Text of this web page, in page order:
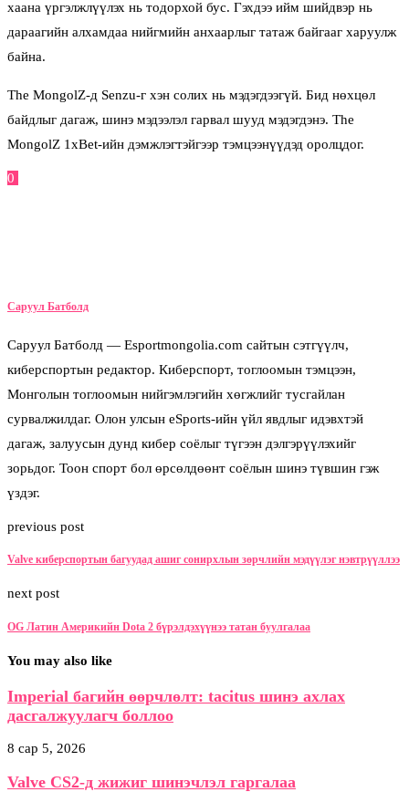
хаана үргэлжлүүлэх нь тодорхой бус. Гэхдээ ийм шийдвэр нь
дараагийн алхамдаа нийгмийн анхаарлыг татаж байгааг харуулж
байна.
The MongolZ-д Senzu-г хэн солих нь мэдэгдээгүй. Бид нөхцөл
байдлыг дагаж, шинэ мэдээлэл гарвал шууд мэдэгдэнэ. The
MongolZ 1xBet-ийн дэмжлэгтэйгээр тэмцээнүүдэд оролцдог.
0
Саруул Батболд
Саруул Батболд — Esportmongolia.com сайтын сэтгүүлч,
киберспортын редактор. Киберспорт, тоглоомын тэмцээн,
Монголын тоглоомын нийгэмлэгийн хөгжлийг тусгайлан
сурвалжилдаг. Олон улсын eSports-ийн үйл явдлыг идэвхтэй
дагаж, залуусын дунд кибер соёлыг түгээн дэлгэрүүлэхийг
зорьдог. Тоон спорт бол өрсөлдөөнт соёлын шинэ түвшин гэж
үздэг.
previous post
Valve киберспортын багуудад ашиг сонирхлын зөрчлийн мэдүүлэг нэвтрүүллээ
next post
OG Латин Америкийн Dota 2 бүрэлдэхүүнээ татан буулгалаа
You may also like
Imperial багийн өөрчлөлт: tacitus шинэ ахлах
дасгалжуулагч боллоо
8 сар 5, 2026
Valve CS2-д жижиг шинэчлэл гаргалаа